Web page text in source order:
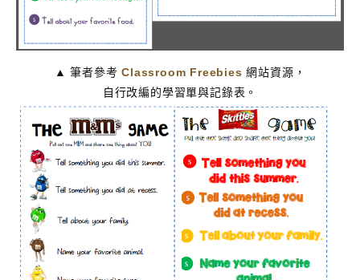
▲ 筆者參考Classroom Freebies 網站資源，
自行改編的學習單與記錄表。